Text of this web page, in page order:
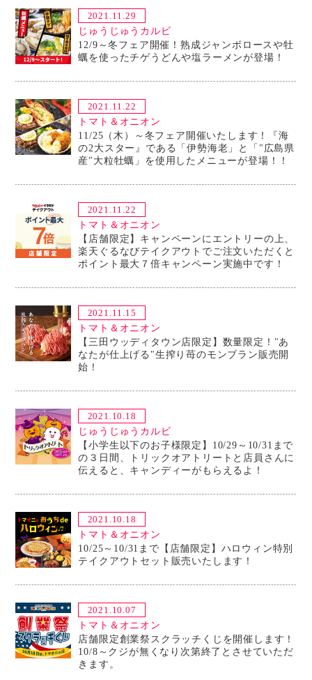
2021.11.29
じゅうじゅうカルビ
12/9～冬フェア開催！熟成ジャンボロースや牡
蠣を使ったチゲうどんや塩ラーメンが登場！
2021.11.22
トマト＆オニオン
11/25（木）～冬フェア開催いたします！『海
の2大スター』である「伊勢海老」と「"広島県
産"大粒牡蠣」を使用したメニューが登場！！
2021.11.22
トマト＆オニオン
【店舗限定】キャンペーンにエントリーの上、
楽天ぐるなびテイクアウトでご注文いただくと
ポイント最大７倍キャンペーン実施中です！
2021.11.15
トマト＆オニオン
【三田ウッディタウン店限定】数量限定！"あ
なたが仕上げる"生搾り苺のモンブラン販売開
始！
2021.10.18
じゅうじゅうカルビ
【小学生以下のお子様限定】10/29～10/31まで
の３日間、トリックオアトリートと店員さんに
伝えると、キャンディーがもらえるよ！
2021.10.18
トマト＆オニオン
10/25～10/31まで【店舗限定】ハロウィン特別
テイクアウトセット販売いたします！
2021.10.07
トマト＆オニオン
店舗限定創業祭スクラッチくじを開催します！
10/8～クジが無くなり次第終了とさせていただ
きます。